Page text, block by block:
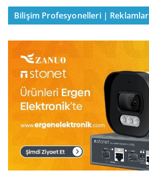
Bilişim Profesyonelleri | Reklamlar